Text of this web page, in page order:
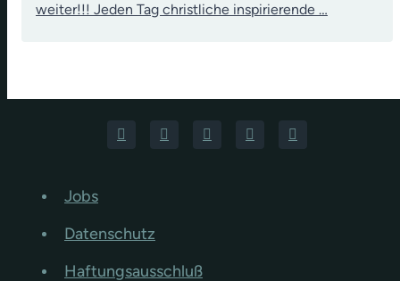
weiter!!! Jeden Tag christliche inspirierende …
Jobs
Datenschutz
Haftungsausschluß